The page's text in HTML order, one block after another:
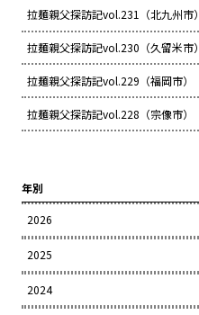
拉麺親父探訪記vol.231（北九州市）
拉麺親父探訪記vol.230（久留米市）
拉麺親父探訪記vol.229（福岡市）
拉麺親父探訪記vol.228（宗像市）
年別
2026
2025
2024